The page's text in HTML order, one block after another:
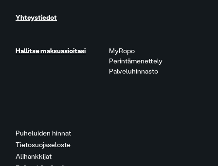
Puheluiden hinnat
Tietosuojaseloste
Alihankkijat
Yhteystiedot
Hallitse maksuasioitasi
MyRopo
Perintämenettely
Palveluhinnasto